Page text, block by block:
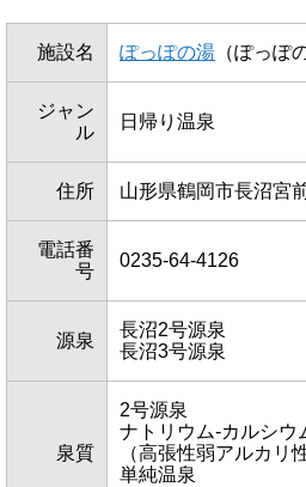
施設名 ぽっぽの湯 （ぽっぽ
ジャン
ル
日帰り温泉
住所 山形県鶴岡市長沼宮
電話番
号
0235-64-4126
源泉
長沼2号源泉
長沼3号源泉
泉質
2号源泉
ナトリウム-カルシウ
（高張性弱アルカリ
単純温泉